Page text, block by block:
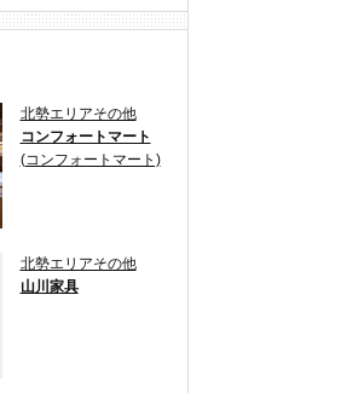
北勢エリアその他
コンフォートマート
(コンフォートマート)
北勢エリアその他
山川家具